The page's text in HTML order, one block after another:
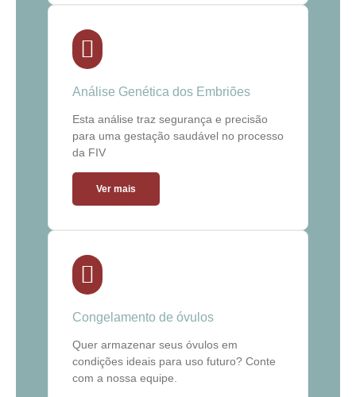
Análise Genética dos Embriões
Esta análise traz segurança e precisão
para uma gestação saudável no processo
da FIV
Ver mais
Congelamento de óvulos
Quer armazenar seus óvulos em
condições ideais para uso futuro? Conte
com a nossa equipe.